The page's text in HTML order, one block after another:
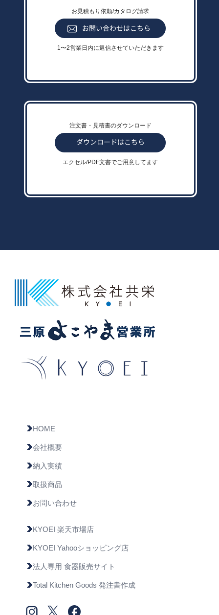
お見積もり依頼/カタログ請求
1〜2営業日内に返信させていただきます
注文書・見積書のダウンロード
エクセル/PDF文書でご用意してます
HOME
会社概要
納入実績
取扱商品
お問い合わせ
KYOEI 楽天市場店
KYOEI Yahooショッピング店
法人専用 食器販売サイト
Total Kitchen Goods 発注書作成